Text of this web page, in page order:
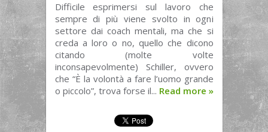
Difficile esprimersi sul lavoro che
sempre di più viene svolto in ogni
settore dai coach mentali, ma che si
creda a loro o no, quello che dicono
citando (molte volte
inconsapevolmente) Schiller, ovvero
che “È la volontà a fare l’uomo grande
o piccolo”, trova forse il... Read more »